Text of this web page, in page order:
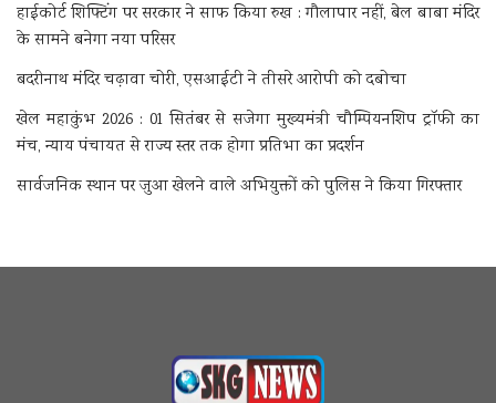
हाईकोर्ट शिफ्टिंग पर सरकार ने साफ किया रुख : गौलापार नहीं, बेल बाबा मंदिर
के सामने बनेगा नया परिसर
बदरीनाथ मंदिर चढ़ावा चोरी, एसआईटी ने तीसरे आरोपी को दबोचा
खेल महाकुंभ 2026 : 01 सितंबर से सजेगा मुख्यमंत्री चौम्पियनशिप ट्रॉफी का
मंच, न्याय पंचायत से राज्य स्तर तक होगा प्रतिभा का प्रदर्शन
सार्वजनिक स्थान पर जुआ खेलने वाले अभियुक्तों को पुलिस ने किया गिरफ्तार